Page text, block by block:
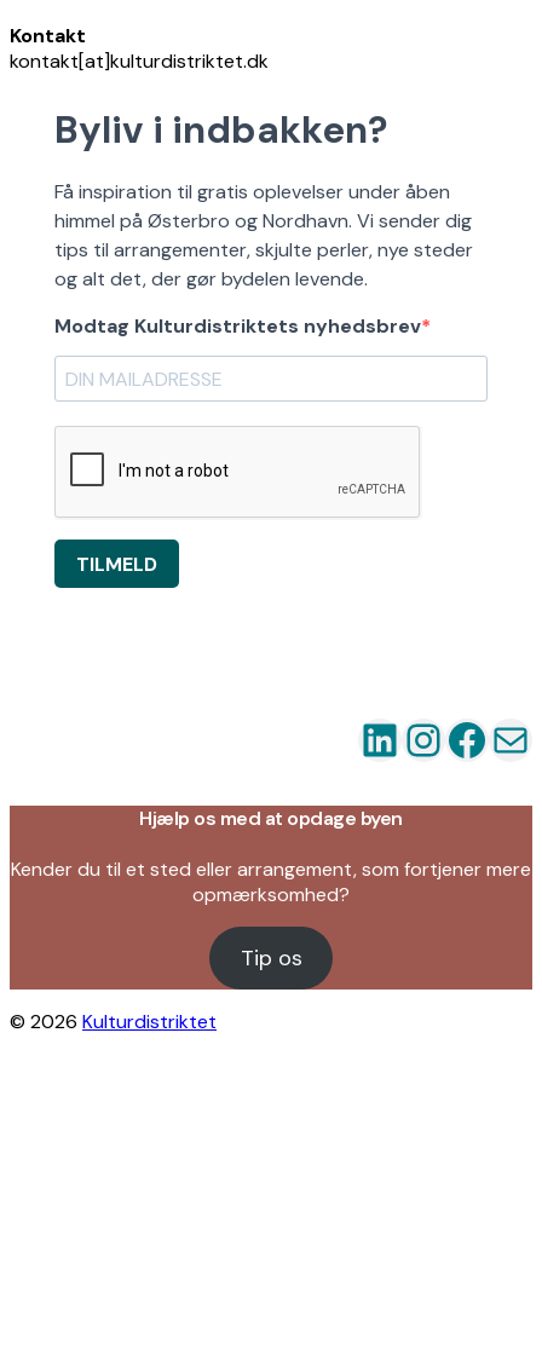
Kontakt
kontakt[at]kulturdistriktet.dk
Byliv i indbakken?
Få inspiration til gratis oplevelser under åben
himmel på Østerbro og Nordhavn. Vi sender dig
tips til arrangementer, skjulte perler, nye steder
og alt det, der gør bydelen levende.
Modtag Kulturdistriktets nyhedsbrev
TILMELD
LinkedIn
Hjælp os med at opdage byen
Kender du til et sted eller arrangement, som fortjener mere
opmærksomhed?
Tip os
© 2026 Kulturdistriktet